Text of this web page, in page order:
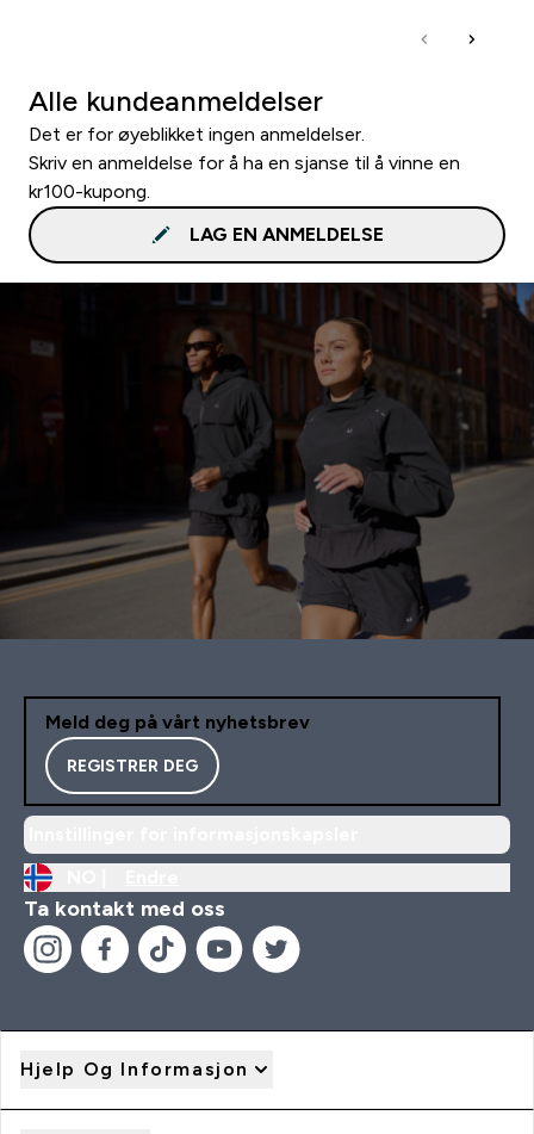
Alle kundeanmeldelser
Det er for øyeblikket ingen anmeldelser.
Skriv en anmeldelse for å ha en sjanse til å vinne en
kr100-kupong.
LAG EN ANMELDELSE
Meld deg på vårt nyhetsbrev
REGISTRER DEG
Ta kontakt med oss
Hjelp Og Informasjon